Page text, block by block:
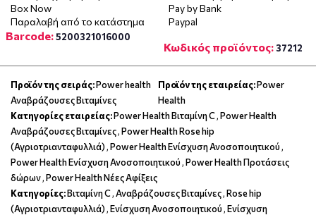
Box Now
Παραλαβή από το κατάστημα
Pay by Bank
Paypal
Barcode:5200321016000
Κωδικός προϊόντος: 37212
Προϊόν της σειράς:Power health
Αναβράζουσες Βιταμίνες
Προϊόν της εταιρείας:Power
Health
Κατηγορίες εταιρείας:Power Health Βιταμίνη C,Power Health
Αναβράζουσες Βιταμίνες,Power Health Rose hip
(Αγριοτριανταφυλλιά),Power Health Ενίσχυση Ανοσοποιητικού,
Power Health Ενίσχυση Ανοσοποιητικού,Power Health Προτάσεις
δώρων,Power Health Νέες Αφίξεις
Κατηγορίες:Βιταμίνη C,Αναβράζουσες Βιταμίνες,Rose hip
(Αγριοτριανταφυλλιά),Ενίσχυση Ανοσοποιητικού,Ενίσχυση